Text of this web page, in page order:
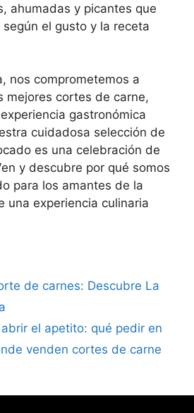
ahumadas y picantes que
el gusto y la receta
nos comprometemos a
mejores cortes de carne,
gastronómica
cuidadosa selección de
es una celebración de
y descubre por qué somos
para los amantes de la
una experiencia culinaria
de carnes: Descubre La
el apetito: qué pedir en
venden cortes de carne